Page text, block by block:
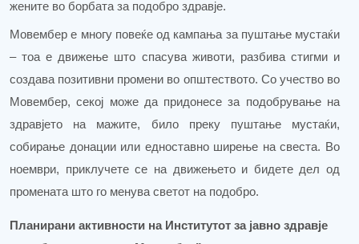
жените во борбата за подобро здравје.
Мовембер е многу повеќе од кампања за пуштање мустаќи
– тоа е движење што спасува животи, разбива стигми и
создава позитивни промени во општеството. Со учество во
Мовембер, секој може да придонесе за подобрување на
здравјето на мажите, било преку пуштање мустаќи,
собирање донации или едноставно ширење на свеста. Во
ноември, приклучете се на движењето и бидете дел од
промената што го менува светот на подобро.
Планирани активности на Институтот за јавно здравје